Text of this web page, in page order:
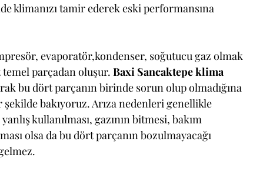
klimanızı tamir ederek eski performansına
evaporatör,kondenser, soğutucu gaz olmak
parçadan oluşur. Baxi Sancaktepe klima
bu dört parçanın birinde sorun olup olmadığına
bakıyoruz. Arıza nedenleri genellikle
kullanılması, gazının bitmesi, bakım
olsa da bu dört parçanın bozulmayacağı